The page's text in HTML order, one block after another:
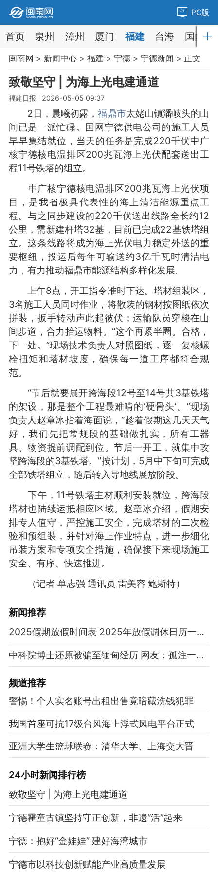
PC版
首页 泉州 漳州 厦门 福建 台海 国内
闽南网 > 新闻中心> 福建 > 宁德> 宁德新闻 > 正文
致敬坚守 | 为海上光电建通道
福建日报 2026-05-05 09:37
2日，晨曦初露，福鼎市太姥山镇潘岐头的山
间已是一派忙碌。国网宁德供电公司的施工人员
早早集结就位，当天的任务是完成220千伏中广
核宁德核电温排区200兆瓦海上光伏配套送出工
程11号铁塔的组立。
中广核宁德核电温排区200兆瓦海上光伏项
目，是我省极具代表性的海上清洁能源重点工
程。与之同步建设的220千伏送出线路全长约12
公里，需新建杆塔32基，目前已完成22基铁塔组
立。这条线路将成为海上光伏电力稳定外送的重
要枢纽，投运后每年可输送约3亿千瓦时清洁电
力，有力推动福鼎市能源结构多样化发展。
上午8点，开工指令准时下达。塔材组装区，
3名施工人员同时作业，将散装的钢材按图纸依次
拼装，扳手转动声此起彼伏；运输队员穿梭在山
间步道，合力抬运物料。“这个再紧半圈。合格，
下一处。”现场技术负责人对照图纸，逐一复核螺
栓扭矩和塔材坡度，确保每一道工序都符合规
范。
“节后就要展开跨海段12号至14号共3基铁塔
的架设，那是整个工程最难啃的‘硬骨头’。”现场
负责人赵章冰指着海面说，“趁着假期这几天天气
好，我们先把常规段的基础做扎实，所有工器
具、物资提前调配到位。节后一开工，就集中攻
坚跨海段的3基铁塔。”按计划，5月中下旬可完成
全部铁塔组立，随后转入导地线展放阶段。
下午，11号铁塔主材顺利安装就位，跨海段
塔材也陆续运抵相应区域。赵章冰介绍，假期安
排专人值守，严控施工安全，完成塔材的二次检
验和预组装，并针对海上作业特点，进一步细化
吊装方案和专项安全措施，确保接下来现场施工
安全、有序、快速推进。
（记者 单志强 通讯员 雷美容 鲍斯特）
新闻推荐
2025假期放假时间表 2025年放假调休日历一览表
中科院博士还原被骗至缅甸经历 网友：孤注一掷现实版
频道推荐
警惕！个人实名账号出租出售竟暗藏洗钱犯罪
我国首座可抗17级台风海上浮式风电平台正式
亚洲大学生篮球联赛：清华大学、上海交大晋
24小时新闻排行榜
致敬坚守 | 为海上光电建通道
宁德霍童古镇坚持守正创新，非遗“活”起来
宁德：抱好“金娃娃” 建好海湾城市
宁德市以科技创新赋能产业高质量发展